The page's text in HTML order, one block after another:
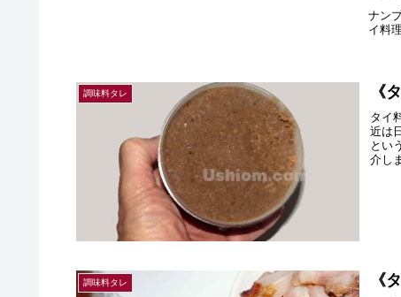
ナン
イ料
調味料タレ 《
タイ
近は
とい
介し
調味料タレ 《